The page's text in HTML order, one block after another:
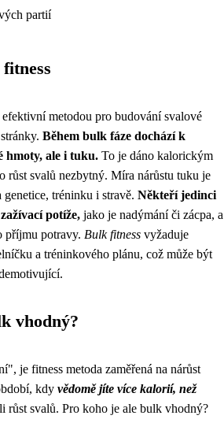
partií
metodou pro budování svalové
Během bulk fáze dochází k
hmoty, ale i tuku. To je dáno kalorickým
růst svalů nezbytný. Míra nárůstu tuku je
tréninku i stravě. Někteří jedinci
potíže, jako je nadýmání či zácpa, a
příjmu potravy. Bulk fitness vyžaduje
a tréninkového plánu, což může být
vhodný?
je fitness metoda zaměřená na nárůst
kdy vědomě jíte více kalorií, než
růst svalů. Pro koho je ale bulk vhodný?